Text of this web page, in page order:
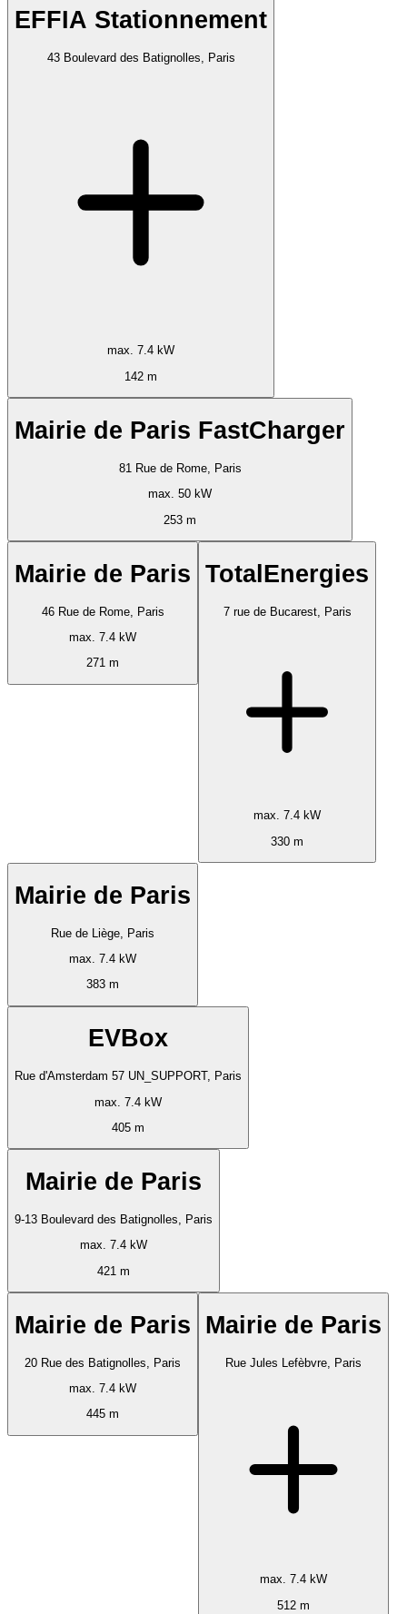
EFFIA Stationnement
43 Boulevard des Batignolles, Paris
max. 7.4 kW
142 m
Mairie de Paris FastCharger
81 Rue de Rome, Paris
max. 50 kW
253 m
Mairie de Paris
46 Rue de Rome, Paris
max. 7.4 kW
271 m
TotalEnergies
7 rue de Bucarest, Paris
max. 7.4 kW
330 m
Mairie de Paris
Rue de Liège, Paris
max. 7.4 kW
383 m
EVBox
Rue d'Amsterdam 57 UN_SUPPORT, Paris
max. 7.4 kW
405 m
Mairie de Paris
9-13 Boulevard des Batignolles, Paris
max. 7.4 kW
421 m
Mairie de Paris
20 Rue des Batignolles, Paris
max. 7.4 kW
445 m
Mairie de Paris
Rue Jules Lefèbvre, Paris
max. 7.4 kW
512 m